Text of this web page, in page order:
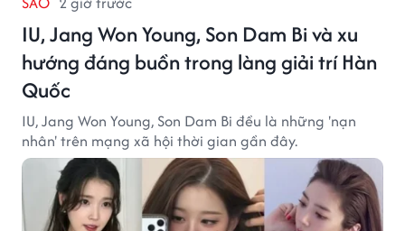
IU, Jang Won Young, Son Dam Bi và xu
hướng đáng buồn trong làng giải trí Hàn
Quốc
IU, Jang Won Young, Son Dam Bi đều là những 'nạn
nhân' trên mạng xã hội thời gian gần đây.